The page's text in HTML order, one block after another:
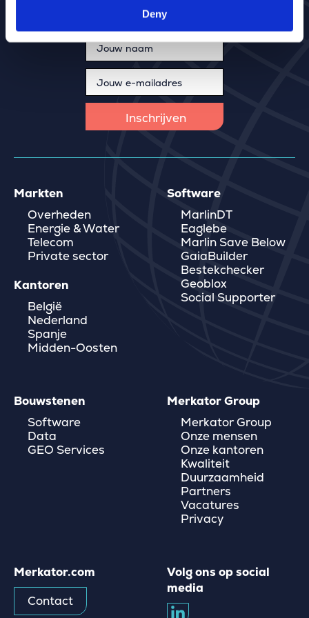
Deny
Mis niets, nieuws direct in je mailbox
Volg ons op social
media
Markten
Overheden
Energie & Water
Telecom
Private sector
Kantoren
België
Nederland
Spanje
Midden-Oosten
Software
MarlinDT
Eaglebe
Marlin Save Below
GaiaBuilder
Bestekchecker
Geoblox
Social Supporter
Bouwstenen
Software
Data
GEO Services
Merkator Group
Merkator Group
Onze mensen
Onze kantoren
Kwaliteit
Duurzaamheid
Partners
Vacatures
Privacy
Merkator.com
Contact